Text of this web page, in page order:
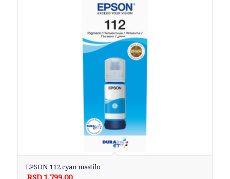
EPSON 112 cyan mastilo